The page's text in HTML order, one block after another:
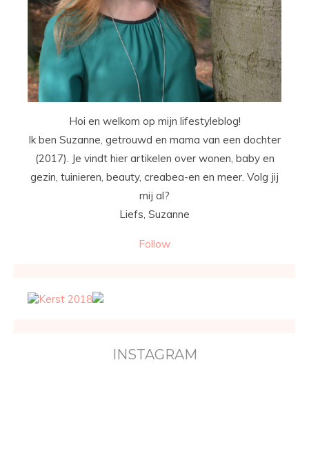
Hoi en welkom op mijn lifestyleblog!
Ik ben Suzanne, getrouwd en mama van een dochter
(2017). Je vindt hier artikelen over wonen, baby en
gezin, tuinieren, beauty, creabea-en en meer. Volg jij
mij al?
Liefs, Suzanne
Follow
INSTAGRAM